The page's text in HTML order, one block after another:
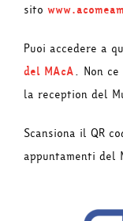
sito
Puoi accedere a
del MAcA. Non
la reception del
Scansiona il QR
appuntamenti del